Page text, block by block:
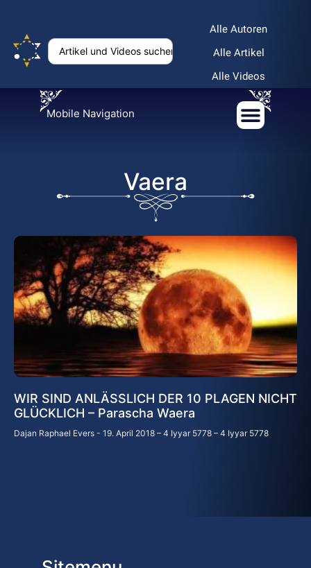
Alle Autoren
Alle Artikel
Alle Videos
Mobile Navigation
Vaera
WIR SIND ANLÄSSLICH DER 10 PLAGEN NICHT
GLÜCKLICH – Parascha Waera
Dajan Raphael Evers 19. April 2018 – 4 Iyyar 5778 – 4 Iyyar 5778